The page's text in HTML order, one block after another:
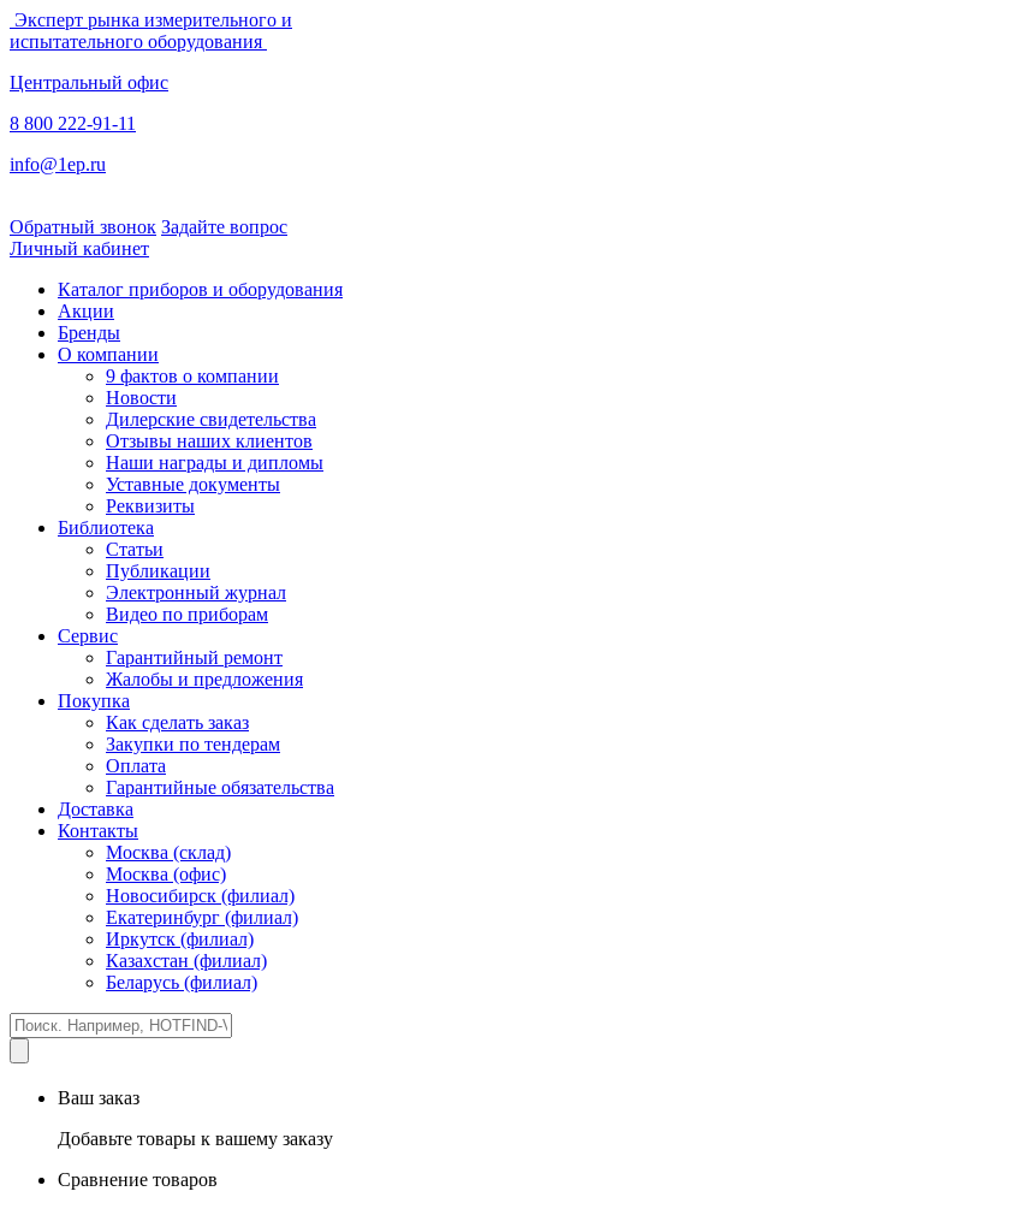
Эксперт рынка измерительного и
испытательного оборудования
Центральный офис
8 800 222-91-11
info@1ep.ru
Обратный звонок Задайте вопрос
Личный кабинет
Каталог приборов и оборудования
Акции
Бренды
О компании
9 фактов о компании
Новости
Дилерские свидетельства
Отзывы наших клиентов
Наши награды и дипломы
Уставные документы
Реквизиты
Библиотека
Статьи
Публикации
Электронный журнал
Видео по приборам
Сервис
Гарантийный ремонт
Жалобы и предложения
Покупка
Как сделать заказ
Закупки по тендерам
Оплата
Гарантийные обязательства
Доставка
Контакты
Москва (склад)
Москва (офис)
Новосибирск (филиал)
Екатеринбург (филиал)
Иркутск (филиал)
Казахстан (филиал)
Беларусь (филиал)
Ваш заказ
Добавьте товары к вашему заказу
Сравнение товаров